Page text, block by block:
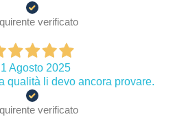
verificato
Agosto 2025
qualità li devo ancora provare.
verificato